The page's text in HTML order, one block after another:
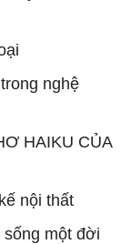
nghệ
HAIKU CỦA
nội thất
một đời